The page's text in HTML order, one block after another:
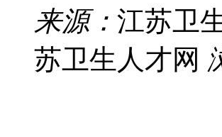
来源： 江苏卫
苏卫生人才网